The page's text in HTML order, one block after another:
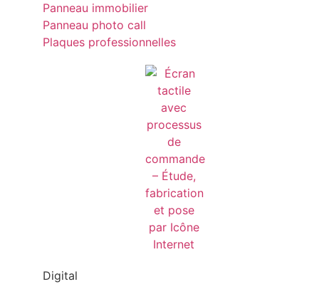
Panneau immobilier
Panneau photo call
Plaques professionnelles
Digital